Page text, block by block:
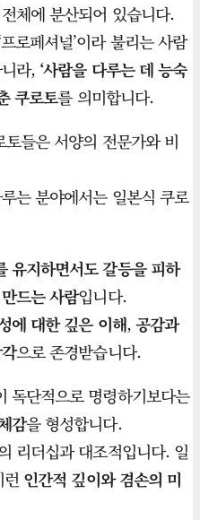
체에 분산되어 있습니다.
로페셔널’이라 불리는 사람
라, ‘사람을 다루는 데 능숙
쿠로토를 의미합니다.
들은 서양의 전문가와 비
는 분야에서는 일본식 쿠로
유지하면서도 갈등을 피하
드는 사람입니다.
에 대한 깊은 이해,공감과
으로 존경받습니다.
독단적으로 명령하기보다는
감을 형성합니다.
리더십과 대조적입니다. 일
인간적 깊이와 겸손의 미